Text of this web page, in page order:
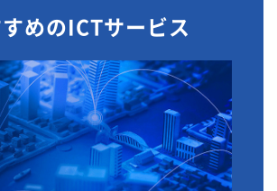
めのICTサービス